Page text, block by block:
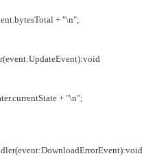
+ "\n";
+ "\n";